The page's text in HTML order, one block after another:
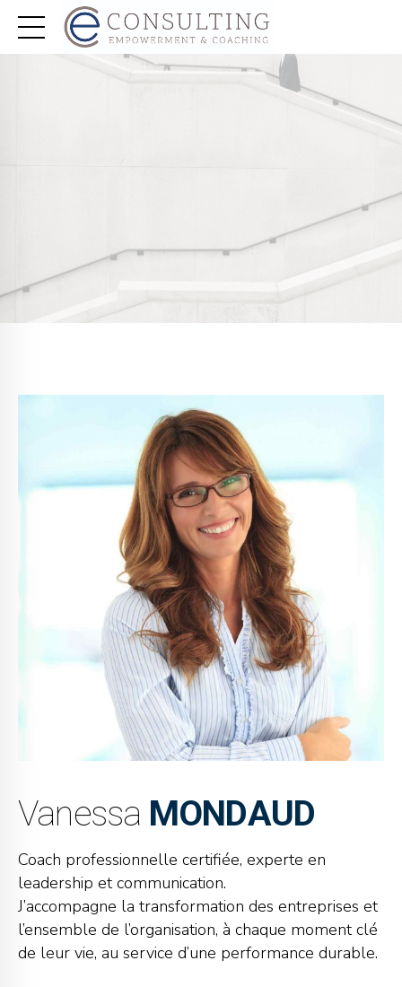
Vanessa MONDAUD
Coach professionnelle certifiée, experte en
leadership et communication.
J’accompagne la transformation des entreprises et
l’ensemble de l’organisation, à chaque moment clé
de leur vie, au service d’une performance durable.